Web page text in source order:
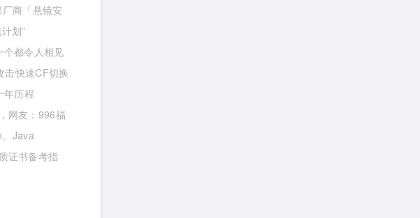
商「悬镜安
划”
个都令人相见
击快速CF切换
历程
网友：996福
Java
证书备考指